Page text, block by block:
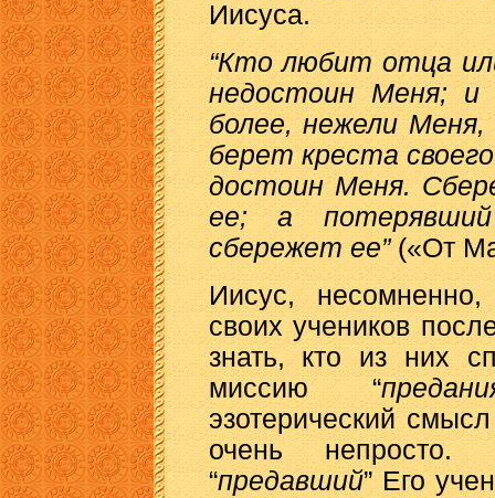
Иисуса.
“Кто любит отца
недостоин Меня;
более, нежели
берет креста
достоин Меня.
ее; а
сбережет ее”(«От
Иисус,
своих учеников
знать, кто из них
миссию “
эзотерический
очень непросто.
“предавший” Его